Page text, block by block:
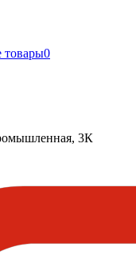
товары0
3К